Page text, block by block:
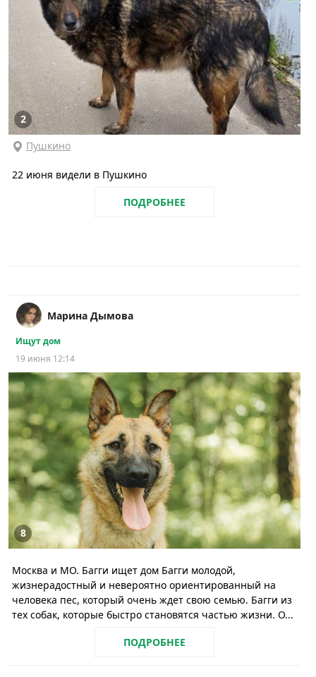
2
Пушкино
22 июня видели в Пушкино
ПОДРОБНЕЕ
Марина Дымова
Ищут дом
19 июня 12:14
8
Москва и МО. Багги ищет дом Багги молодой,
жизнерадостный и невероятно ориентированный на
человека пес, который очень ждет свою семью. Багги из
тех собак, которые быстро становятся частью жизни. О...
ПОДРОБНЕЕ